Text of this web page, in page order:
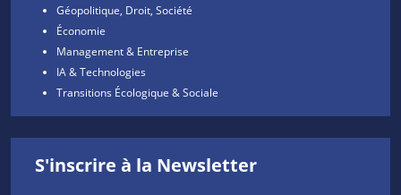
Géopolitique, Droit, Société
Économie
Management & Entreprise
IA & Technologies
Transitions Écologique & Sociale
S'inscrire à la Newsletter